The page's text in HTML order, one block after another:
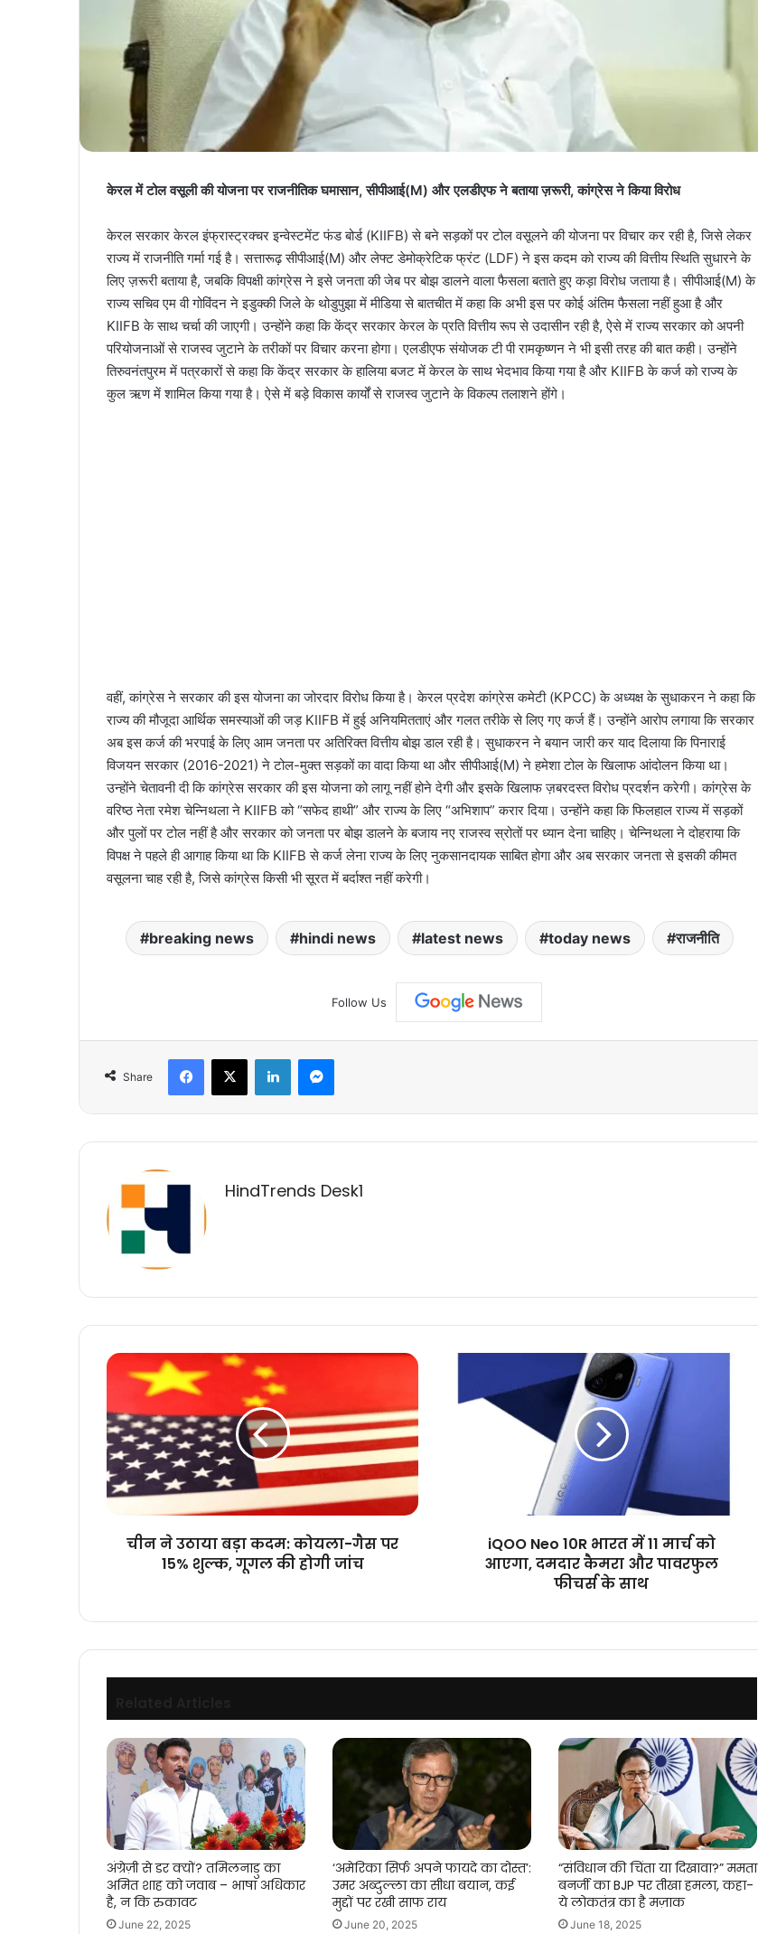
केरल में टोल वसूली की योजना पर राजनीतिक घमासान, सीपीआई(M) और एलडीएफ ने बताया ज़रूरी, कांग्रेस ने किया विरोध
केरल सरकार केरल इंफ्रास्ट्रक्चर इन्वेस्टमेंट फंड बोर्ड (KIIFB) से बने सड़कों पर टोल वसूलने की योजना पर विचार कर रही है, जिसे लेकर
राज्य में राजनीति गर्मा गई है। सत्तारूढ़ सीपीआई(M) और लेफ्ट डेमोक्रेटिक फ्रंट (LDF) ने इस कदम को राज्य की वित्तीय स्थिति सुधारने के
लिए ज़रूरी बताया है, जबकि विपक्षी कांग्रेस ने इसे जनता की जेब पर बोझ डालने वाला फैसला बताते हुए कड़ा विरोध जताया है। सीपीआई(M) के
राज्य सचिव एम वी गोविंदन ने इडुक्की जिले के थोडुपुझा में मीडिया से बातचीत में कहा कि अभी इस पर कोई अंतिम फैसला नहीं हुआ है और
KIIFB के साथ चर्चा की जाएगी। उन्होंने कहा कि केंद्र सरकार केरल के प्रति वित्तीय रूप से उदासीन रही है, ऐसे में राज्य सरकार को अपनी
परियोजनाओं से राजस्व जुटाने के तरीकों पर विचार करना होगा। एलडीएफ संयोजक टी पी रामकृष्णन ने भी इसी तरह की बात कही। उन्होंने
तिरुवनंतपुरम में पत्रकारों से कहा कि केंद्र सरकार के हालिया बजट में केरल के साथ भेदभाव किया गया है और KIIFB के कर्ज को राज्य के
कुल ऋण में शामिल किया गया है। ऐसे में बड़े विकास कार्यों से राजस्व जुटाने के विकल्प तलाशने होंगे।
वहीं, कांग्रेस ने सरकार की इस योजना का जोरदार विरोध किया है। केरल प्रदेश कांग्रेस कमेटी (KPCC) के अध्यक्ष के सुधाकरन ने कहा कि
राज्य की मौजूदा आर्थिक समस्याओं की जड़ KIIFB में हुई अनियमितताएं और गलत तरीके से लिए गए कर्ज हैं। उन्होंने आरोप लगाया कि सरकार
अब इस कर्ज की भरपाई के लिए आम जनता पर अतिरिक्त वित्तीय बोझ डाल रही है। सुधाकरन ने बयान जारी कर याद दिलाया कि पिनाराई
विजयन सरकार (2016-2021) ने टोल-मुक्त सड़कों का वादा किया था और सीपीआई(M) ने हमेशा टोल के खिलाफ आंदोलन किया था।
उन्होंने चेतावनी दी कि कांग्रेस सरकार की इस योजना को लागू नहीं होने देगी और इसके खिलाफ ज़बरदस्त विरोध प्रदर्शन करेगी। कांग्रेस के
वरिष्ठ नेता रमेश चेन्निथला ने KIIFB को “सफेद हाथी” और राज्य के लिए “अभिशाप” करार दिया। उन्होंने कहा कि फिलहाल राज्य में सड़कों
और पुलों पर टोल नहीं है और सरकार को जनता पर बोझ डालने के बजाय नए राजस्व स्रोतों पर ध्यान देना चाहिए। चेन्निथला ने दोहराया कि
विपक्ष ने पहले ही आगाह किया था कि KIIFB से कर्ज लेना राज्य के लिए नुकसानदायक साबित होगा और अब सरकार जनता से इसकी कीमत
वसूलना चाह रही है, जिसे कांग्रेस किसी भी सूरत में बर्दाश्त नहीं करेगी।
breaking news hindi news latest news today news राजनीति
Follow Us
Share
Facebook
X LinkedInMessenger
HindTrends Desk1
चीन
बड़ा
कदम:
कोयला-
गैस
पर
15%
चीन ने उठाया बड़ा कदम: कोयला-गैस पर
15% शुल्क, गूगल की होगी जांच
10R
के
iQOO Neo 10R भारत में 11 मार्च को
आएगा, दमदार कैमरा और पावरफुल
फीचर्स के साथ
अंग्रेज़ी से डर क्यों? तमिलनाडु का
अमित शाह को जवाब – भाषा अधिकार
है, न कि रुकावट
June 22, 2025
‘अमेरिका सिर्फ अपने फायदे का दोस्त’:
उमर अब्दुल्ला का सीधा बयान, कई
मुद्दों पर रखी साफ राय
June 20, 2025
“संविधान की चिंता या दिखावा?” ममता
बनर्जी का BJP पर तीखा हमला, कहा-
ये लोकतंत्र का है मज़ाक
June 18, 2025